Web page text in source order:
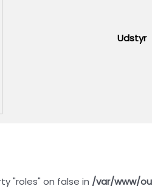
Udstyr
"roles" on false in /var/www/